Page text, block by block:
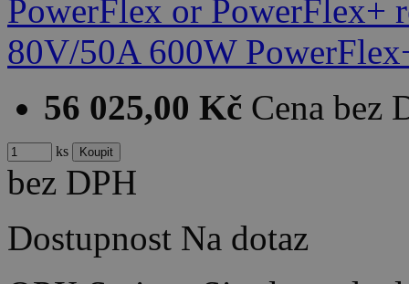
56 025,00 Kč Cena bez
ks
bez DPH
Dostupnost Na dotaz